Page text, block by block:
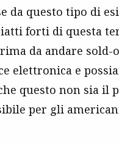
da questo tipo di
forti di questa
da andare sold-
elettronica e
questo non sia il
per gli